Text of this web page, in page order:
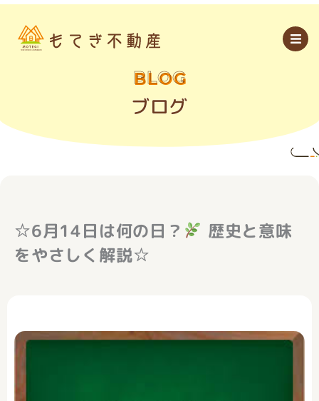
内
BLOG
ブログ
☆6月14日は何の日？
歴史と意味
をやさしく解説☆